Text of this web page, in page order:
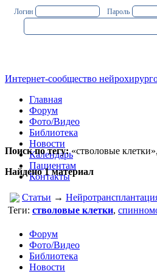
Логин Пароль
Интернет-сообщество
Главная
Форум
Фото/Видео
Библиотека
Новости
Календарь
Пациентам
Контакты
Поиск по тегу:«стволовые
Найдено 1 материал
Статьи →
Теги: стволовые клетки,
Форум
Фото/Видео
Библиотека
Новости